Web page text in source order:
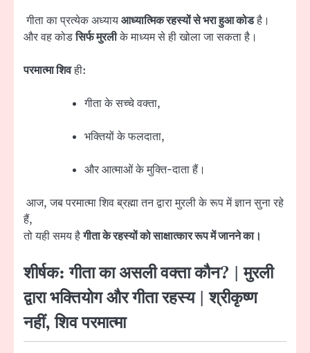
गीता का प्रत्येक अध्यायआध्यात्मिक रहस्यों से भरा हुआ कोडहै।
और वह कोडसिर्फ मुरलीके माध्यम से ही खोला जा सकता है।
परमात्मा शिवही:
गीता के सच्चे वक्ता,
भक्तियों के फलदाता,
और आत्माओं के मुक्ति-दाता हैं।
आज, जब परमात्मा शिव ब्रह्मा तन द्वारा मुरली के रूप में ज्ञान सुना रहे
हैं,
तो यही समय हैगीता के रहस्यों को साक्षात्कार रूप में जानने का।
शीर्षक: गीता का असली वक्ता कौन? | मुरली
द्वारा भक्तियोग और गीता रहस्य | श्रीकृष्ण
नहीं, शिव परमात्मा